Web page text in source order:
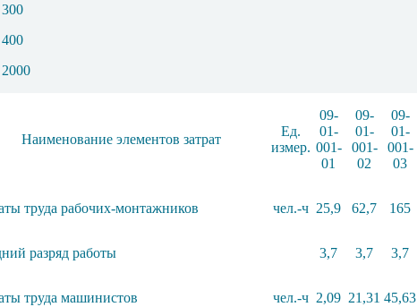
300
400
2000
Наименование элементов затрат
Ед.
измер.
09-
01-
001-
01
09-
01-
001-
02
09-
01-
001-
03
труда рабочих-монтажников чел.-ч 25,9 62,7 165
разряд работы 3,7 3,7 3,7
труда машинистов чел.-ч 2,09 21,31 45,63